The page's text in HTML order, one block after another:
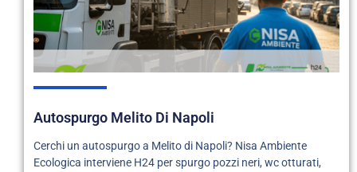
Autospurgo Melito Di Napoli
Cerchi un autospurgo a Melito di Napoli? Nisa Ambiente
Ecologica interviene H24 per spurgo pozzi neri, wc otturati,